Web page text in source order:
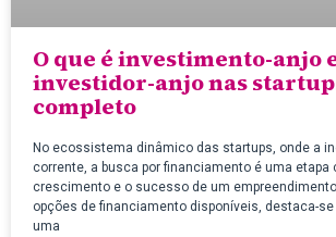
O que é investimento-anjo
investidor-anjo nas
completo
No ecossistema dinâmico das startups, onde a
corrente, a busca por financiamento é uma etapa
crescimento e o sucesso de um
opções de financiamento disponíveis, destaca-
uma